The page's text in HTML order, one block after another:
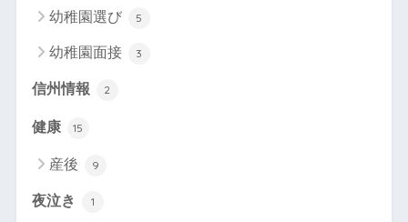
幼稚園選び 5
幼稚園面接 3
信州情報 2
健康 15
産後 9
夜泣き 1